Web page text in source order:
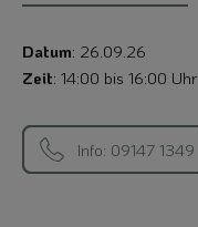
Datum: 26.09.26
Zeit: 14:00 bis 16:00 Uhr
Info: 09147 1349